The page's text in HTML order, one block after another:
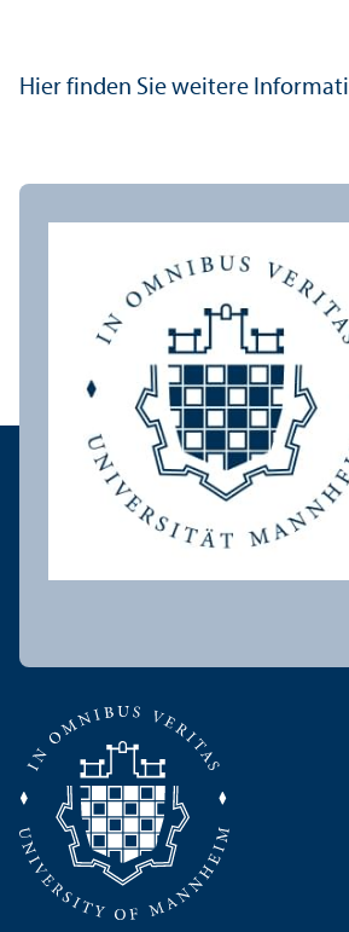
Hier finden Sie weitere